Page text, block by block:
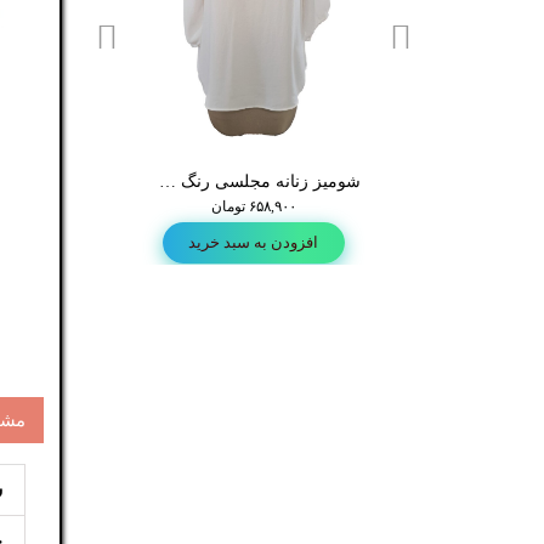
۶۵۸,۹۰۰ تومان
افزودن به سبد خرید